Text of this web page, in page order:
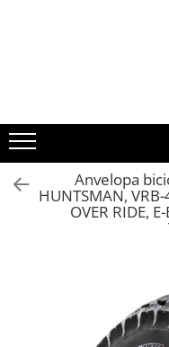
Toate produsele
Piese de schimb
https://
Acceleratie
Anvelopa
HUNTSMAN,
OVER RIDE,